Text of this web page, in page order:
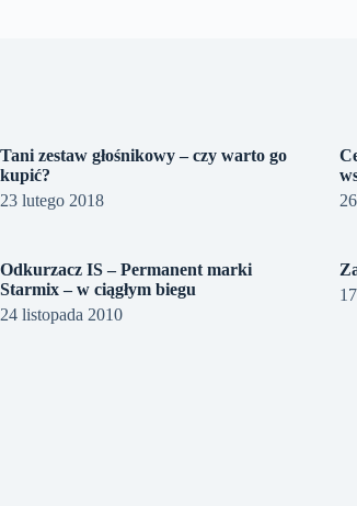
Tani zestaw głośnikowy – czy warto go
kupić?
23 lutego 2018
Odkurzacz IS – Permanent marki
Starmix – w ciągłym biegu
24 listopada 2010